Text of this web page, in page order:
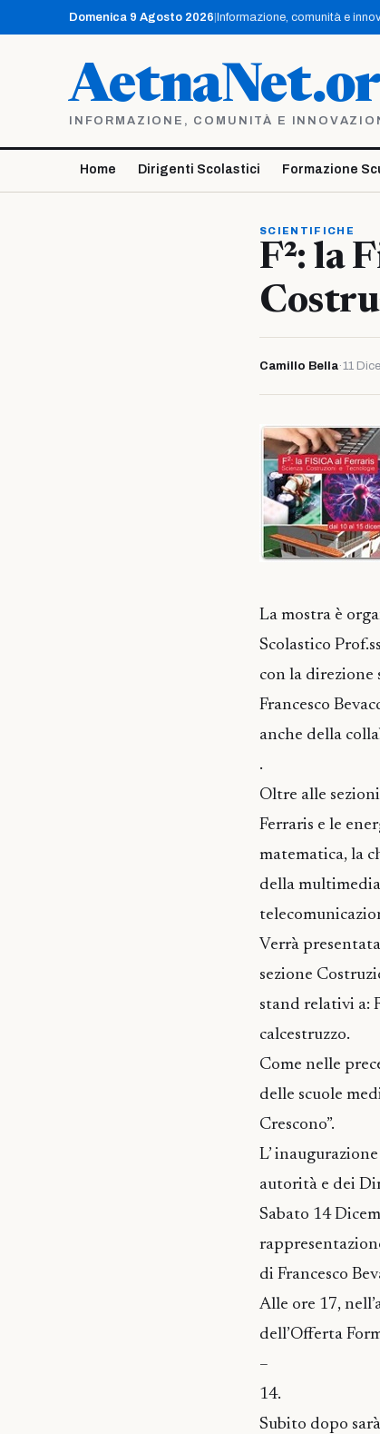
contenuto
Domenica 9 Agosto 2026 Informazione, comunità e
INFORMAZIONE, COMUNITÀ E
Home Dirigenti Scolastici Formazione
SCIENTIFICHE
F²: la
Camillo Bella·11
La mostra è
Scolastico
con la direzione
Francesco
anche della
.
Oltre alle
Ferraris e le
matematica, la
della
Verrà
sezione
stand relativi a:
calcestruzzo.
Come nelle
delle scuole
Crescono”.
L’
autorità e dei
Sabato 14
di Francesco
Alle ore 17,
dell’Offerta
–
14.
Subito dopo